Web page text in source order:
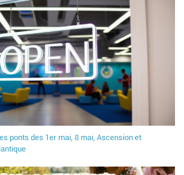
ponts des 1er mai, 8 mai, Ascension et